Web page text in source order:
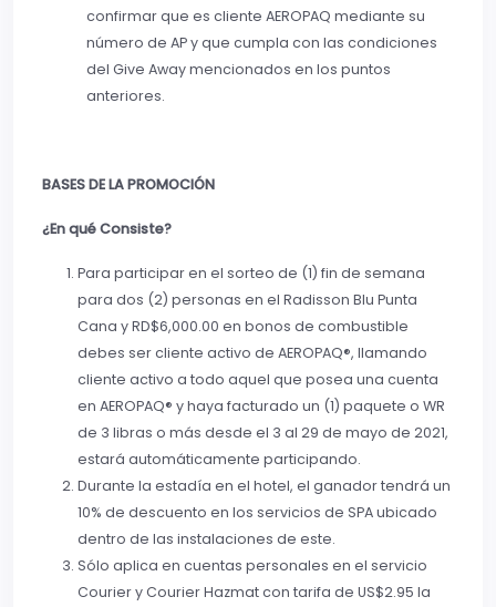
confirmar que es cliente AEROPAQ mediante su
número de AP y que cumpla con las condiciones
del Give Away mencionados en los puntos
anteriores.
BASES DE LA PROMOCIÓN
¿En qué Consiste?
Para participar en el sorteo de (1) fin de semana
para dos (2) personas en el Radisson Blu Punta
Cana y RD$6,000.00 en bonos de combustible
debes ser cliente activo de AEROPAQ®, llamando
cliente activo a todo aquel que posea una cuenta
en AEROPAQ® y haya facturado un (1) paquete o WR
de 3 libras o más desde el 3 al 29 de mayo de 2021,
estará automáticamente participando.
Durante la estadía en el hotel, el ganador tendrá un
10% de descuento en los servicios de SPA ubicado
dentro de las instalaciones de este.
Sólo aplica en cuentas personales en el servicio
Courier y Courier Hazmat con tarifa de US$2.95 la